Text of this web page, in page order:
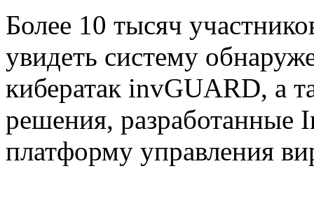
Более 10 тысяч
увидеть систему
кибератак invGUARD, а
решения, разработанные
платформу управления